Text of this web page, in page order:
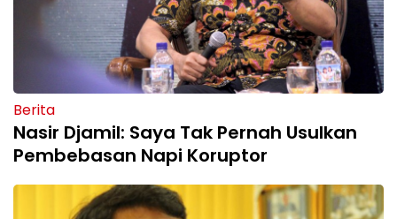
Berita
Nasir Djamil: Saya Tak Pernah Usulkan
Pembebasan Napi Koruptor